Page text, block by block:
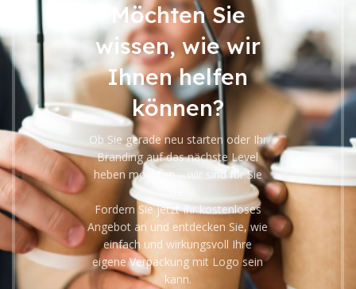
Möchten Sie
wissen, wie wir
Ihnen helfen
können?
Ob Sie gerade neu starten oder Ihr
Branding auf das nächste Level
heben möchten – wir sind für Sie
Fordern Sie jetzt Ihr kostenloses
Angebot an und entdecken Sie, wie
einfach und wirkungsvoll Ihre
eigene Verpackung mit Logo sein
kann.